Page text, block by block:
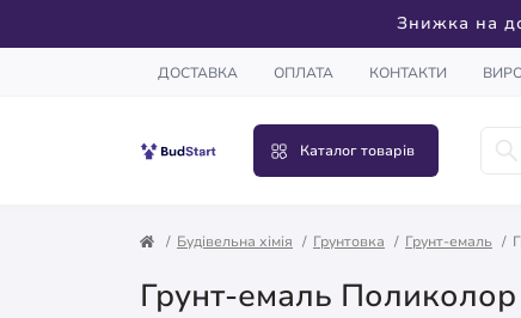
Знижка на
ДОСТАВКА ОПЛАТА КОНТАКТИ
Каталог товарів
Будівельна хімія Грунтовка Грунт-емаль
Грунт-емаль Поликолор